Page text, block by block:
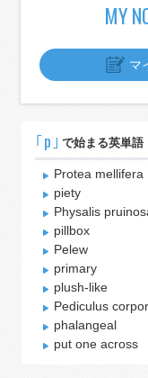
MY
マ
｢p｣ で始まる英単語
Protea mellifera
piety
Physalis
pillbox
Pelew
primary
plush-like
Pediculus
phalangeal
put one across